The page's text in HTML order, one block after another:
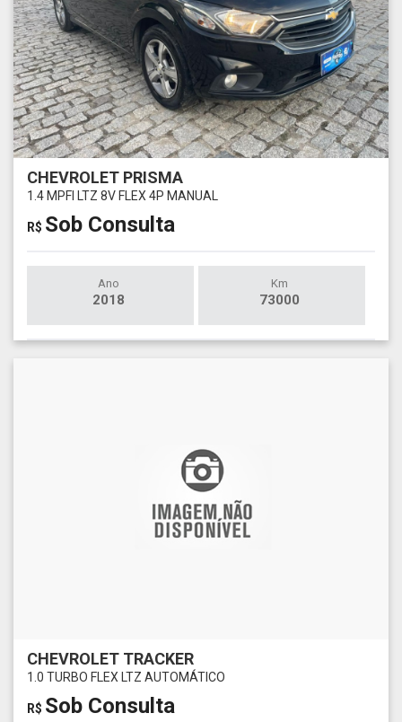
CHEVROLET PRISMA
1.4 MPFI LTZ 8V FLEX 4P MANUAL
R$ Sob Consulta
Ano
2018
Km
73000
CHEVROLET TRACKER
1.0 TURBO FLEX LTZ AUTOMÁTICO
R$ Sob Consulta